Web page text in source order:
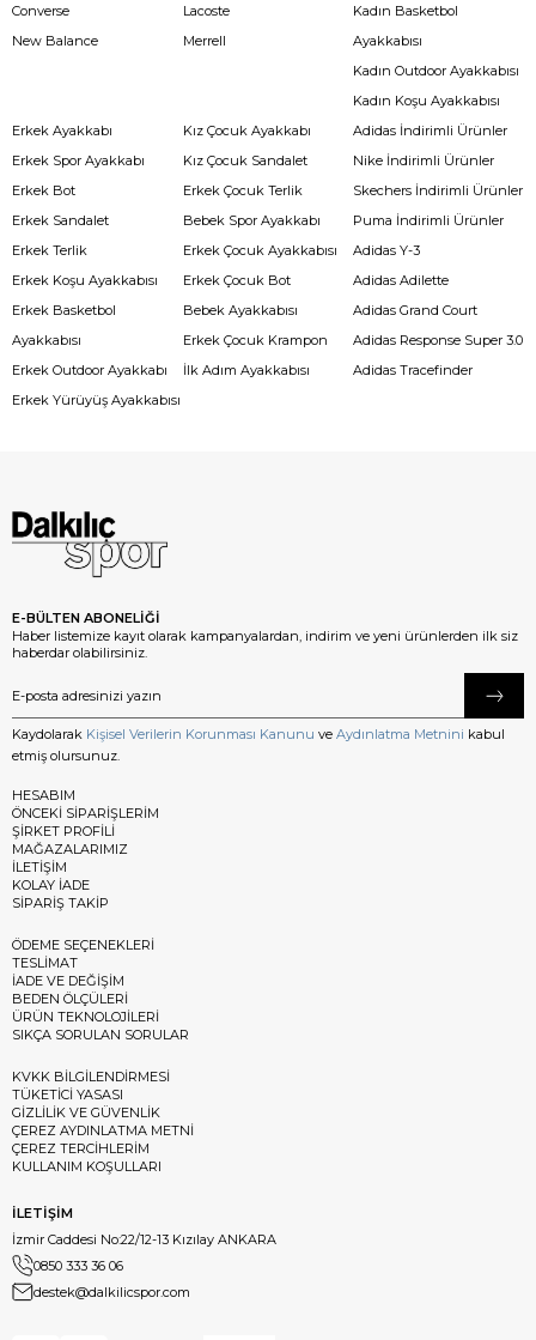
Converse
New Balance
Lacoste
Merrell
Kadın Basketbol
Ayakkabısı
Kadın Outdoor Ayakkabısı
Kadın Koşu Ayakkabısı
Erkek Ayakkabı
Erkek Spor Ayakkabı
Erkek Bot
Erkek Sandalet
Erkek Terlik
Erkek Koşu Ayakkabısı
Erkek Basketbol
Ayakkabısı
Erkek Outdoor Ayakkabı
Erkek Yürüyüş Ayakkabısı
Kız Çocuk Ayakkabı
Kız Çocuk Sandalet
Erkek Çocuk Terlik
Bebek Spor Ayakkabı
Erkek Çocuk Ayakkabısı
Erkek Çocuk Bot
Bebek Ayakkabısı
Erkek Çocuk Krampon
İlk Adım Ayakkabısı
Adidas İndirimli Ürünler
Nike İndirimli Ürünler
Skechers İndirimli Ürünler
Puma İndirimli Ürünler
Adidas Y-3
Adidas Adilette
Adidas Grand Court
Adidas Response Super 3.0
Adidas Tracefinder
E-BÜLTEN ABONELİĞİ
Haber listemize kayıt olarak kampanyalardan, indirim ve yeni ürünlerden ilk siz
haberdar olabilirsiniz.
Kaydolarak Kişisel Verilerin Korunması Kanunu ve Aydınlatma Metnini kabul
etmiş olursunuz.
HESABIM
ÖNCEKİ SİPARİŞLERİM
ŞİRKET PROFİLİ
MAĞAZALARIMIZ
İLETİŞİM
KOLAY İADE
SİPARİŞ TAKİP
ÖDEME SEÇENEKLERİ
TESLİMAT
İADE VE DEĞİŞİM
BEDEN ÖLÇÜLERİ
ÜRÜN TEKNOLOJİLERİ
SIKÇA SORULAN SORULAR
KVKK BİLGİLENDİRMESİ
TÜKETİCİ YASASI
GİZLİLİK VE GÜVENLİK
ÇEREZ AYDINLATMA METNİ
ÇEREZ TERCİHLERİM
KULLANIM KOŞULLARI
İLETİŞİM
İzmir Caddesi No:22/12-13 Kızılay ANKARA
0850 333 36 06
destek@dalkilicspor.com